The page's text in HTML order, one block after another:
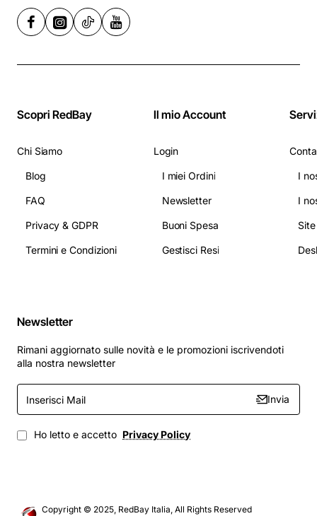
Scopri RedBay
Chi Siamo
Blog
FAQ
Privacy & GDPR
Termini e Condizioni
Il mio Account
Login
I miei Ordini
Newsletter
Buoni Spesa
Gestisci Resi
I
I
Newsletter
Rimani aggiornato sulle novità e le promozioni iscrivendoti
alla nostra newsletter
Inserisci
Mail
Invia
Ho letto e accetto Privacy Policy
Copyright © 2025, RedBay Italia, All Rights Reserved